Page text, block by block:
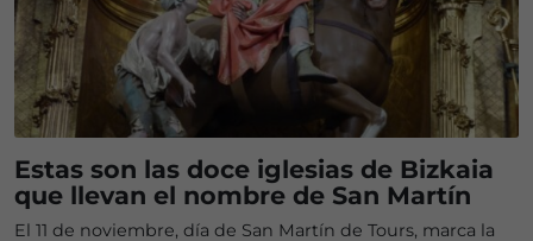
Estas son las doce iglesias de Bizkaia
que llevan el nombre de San Martín
El 11 de noviembre, día de San Martín de Tours, marca la